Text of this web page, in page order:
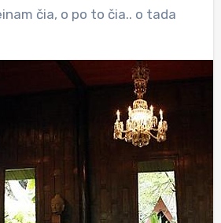
čia, o po to čia.. o tada